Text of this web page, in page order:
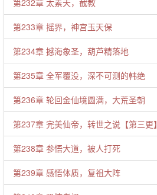
第232章 太素天，截教
第233章 摇界，神宫玉天保
第234章 撼海象圣，葫芦精落地
第235章 全军覆没，深不可测的韩绝
第236章 轮回金仙境圆满，大荒圣朝
第237章 完美仙帝，转世之说【第三更】
第238章 参悟大道，被人打死
第239章 感悟体质，复祖大阵